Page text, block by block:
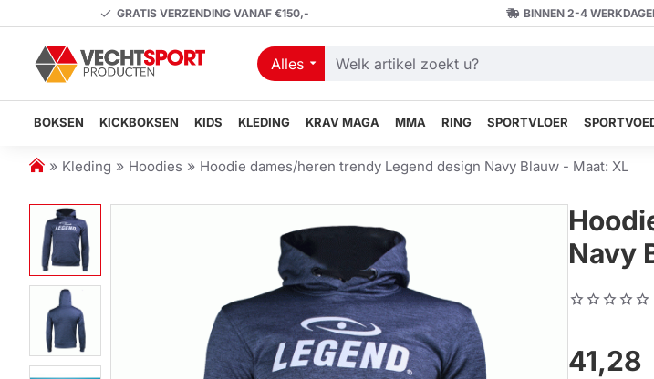
GRATIS VERZENDING VANAF €150,- BINNEN 2-4
Alles
Welk
zoekt
BOKSEN KICKBOKSEN KIDS KLEDING KRAV MAGA MMA RING SPORTVLOER
h
m
e
Kleding Hoodies Hoodie dames/heren trendy Legend design Navy Blauw - Maat: XL
Navy
41,28